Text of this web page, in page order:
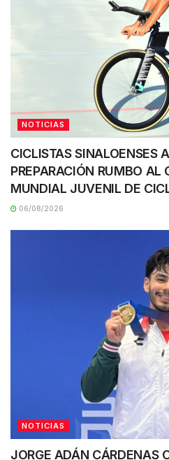
NOTICIAS
CICLISTAS SINALOENSES
PREPARACIÓN RUMBO AL
MUNDIAL JUVENIL DE
06/08/2026
NOTICIAS
JORGE ADÁN CÁRDENAS